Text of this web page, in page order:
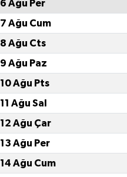
6 Ağu Per
7 Ağu Cum
8 Ağu Cts
9 Ağu Paz
10 Ağu Pts
11 Ağu Sal
12 Ağu Çar
13 Ağu Per
14 Ağu Cum